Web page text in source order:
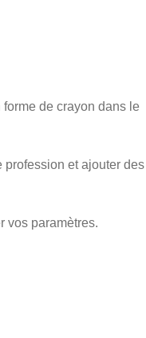
de crayon dans le
profession et ajouter des
vos paramètres.